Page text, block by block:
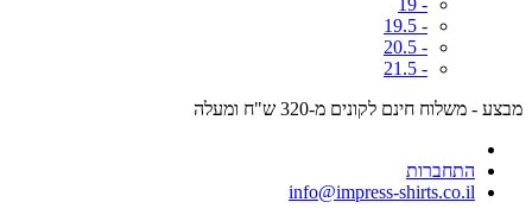
- 19
- 19.5
- 20.5
- 21.5
מבצע - משלוח חינם לקונים מ-320 ש"ח ומעלה
התחברות
info@impress-shirts.co.il